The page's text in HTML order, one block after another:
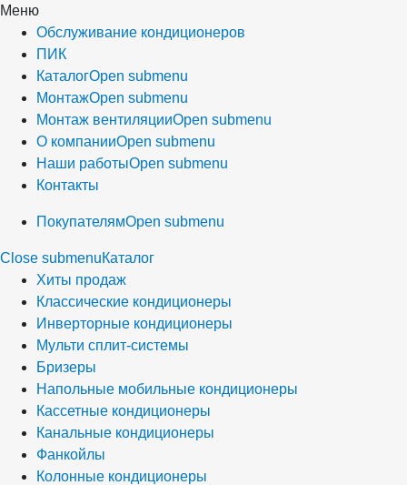
Меню
Обслуживание кондиционеров
ПИК
КаталогOpen submenu
МонтажOpen submenu
Монтаж вентиляцииOpen submenu
О компанииOpen submenu
Наши работыOpen submenu
Контакты
ПокупателямOpen submenu
Close submenuКаталог
Хиты продаж
Классические кондиционеры
Инверторные кондиционеры
Мульти сплит-системы
Бризеры
Напольные мобильные кондиционеры
Кассетные кондиционеры
Канальные кондиционеры
Фанкойлы
Колонные кондиционеры